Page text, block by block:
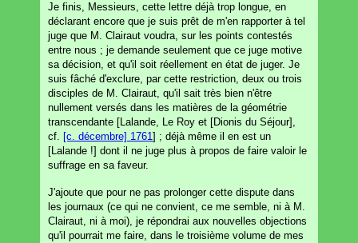
Je finis, Messieurs, cette lettre déjà trop longue, en
déclarant encore que je suis prêt de m'en rapporter à tel
juge que M. Clairaut voudra, sur les points contestés
entre nous ; je demande seulement que ce juge motive
sa décision, et qu'il soit réellement en état de juger. Je
suis fâché d'exclure, par cette restriction, deux ou trois
disciples de M. Clairaut, qu'il sait très bien n'être
nullement versés dans les matières de la géométrie
transcendante [Lalande, Le Roy et [Dionis du Séjour],
cf. [c. décembre] 1761] ; déjà même il en est un
[Lalande !] dont il ne juge plus à propos de faire valoir le
suffrage en sa faveur.
J'ajoute que pour ne pas prolonger cette dispute dans
les journaux (ce qui ne convient, ce me semble, ni à M.
Clairaut, ni à moi), je répondrai aux nouvelles objections
qu'il pourrait me faire, dans le troisième volume de mes